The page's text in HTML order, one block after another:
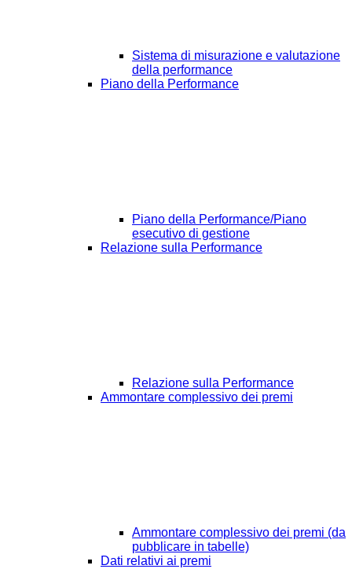
Sistema di misurazione e valutazione
della performance
Piano della Performance
Piano della Performance/Piano
esecutivo di gestione
Relazione sulla Performance
Relazione sulla Performance
Ammontare complessivo dei premi
Ammontare complessivo dei premi (da
pubblicare in tabelle)
Dati relativi ai premi